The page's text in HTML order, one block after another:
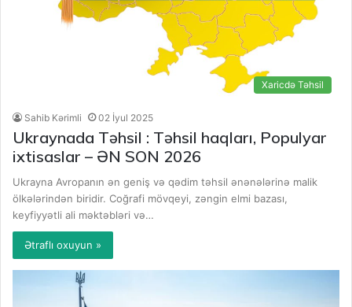
Xaricdə Təhsil
Sahib Kərimli 02 İyul 2025
Ukraynada Təhsil : Təhsil haqları, Populyar
ixtisaslar – ƏN SON 2026
Ukrayna Avropanın ən geniş və qədim təhsil ənənələrinə malik
ölkələrindən biridir. Coğrafi mövqeyi, zəngin elmi bazası,
keyfiyyətli ali məktəbləri və…
Ətraflı oxuyun »